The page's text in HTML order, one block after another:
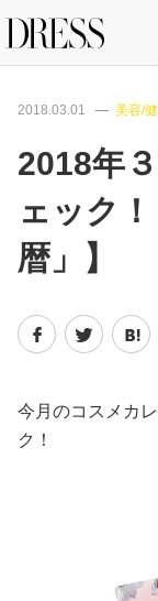
特集記事
DRESS
ライフ
ファッ
2018.03.01 美容/
2018年
ェック
暦」】
今月のコスメカ
ク！